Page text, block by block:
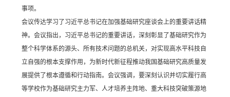
事项。
会议传达学习了习近平总书记在加强基础研究座谈会上的重要讲话精
神。会议指出，习近平总书记的重要讲话，深刻彰显了基础研究作为
整个科学体系的源头、所有技术问题的总机关，对实现高水平科技自
立自强的根本支撑作用，为新时代新征程推动我国基础研究高质量发
展提供了根本遵循和行动指南。会议强调，要深刻认识并切实履行高
等学校作为基础研究主力军、人才培养主阵地、重大科技突破策源地